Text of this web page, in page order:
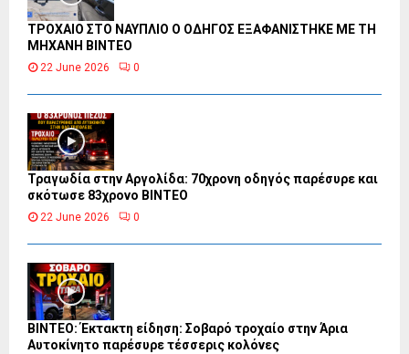
ΤΡΟΧΑΙΟ ΣΤΟ ΝΑΥΠΛΙΟ Ο ΟΔΗΓΟΣ ΕΞΑΦΑΝΙΣΤΗΚΕ ΜΕ ΤΗ
ΜΗΧΑΝΗ ΒΙΝΤΕΟ
22 June 2026 0
Τραγωδία στην Αργολίδα: 70χρονη οδηγός παρέσυρε και
σκότωσε 83χρονο ΒΙΝΤΕΟ
22 June 2026 0
ΒΙΝΤΕΟ: Έκτακτη είδηση: Σοβαρό τροχαίο στην Άρια
Αυτοκίνητο παρέσυρε τέσσερις κολόνες